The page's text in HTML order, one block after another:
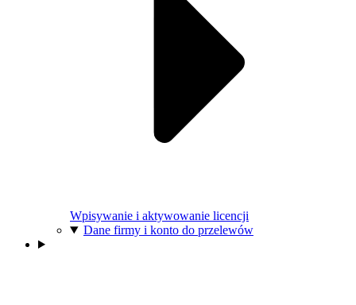
Wpisywanie i aktywowanie licencji
Dane firmy i konto do przelewów